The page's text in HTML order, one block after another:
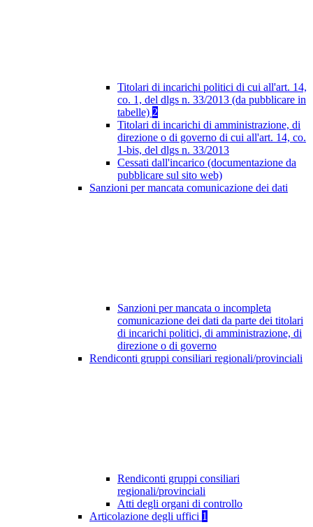
Titolari di incarichi politici di cui all'art. 14,
co. 1, del dlgs n. 33/2013 (da pubblicare in
tabelle) 2
Titolari di incarichi di amministrazione, di
direzione o di governo di cui all'art. 14, co.
1-bis, del dlgs n. 33/2013
Cessati dall'incarico (documentazione da
pubblicare sul sito web)
Sanzioni per mancata comunicazione dei dati
Sanzioni per mancata o incompleta
comunicazione dei dati da parte dei titolari
di incarichi politici, di amministrazione, di
direzione o di governo
Rendiconti gruppi consiliari regionali/provinciali
Rendiconti gruppi consiliari
regionali/provinciali
Atti degli organi di controllo
Articolazione degli uffici 1